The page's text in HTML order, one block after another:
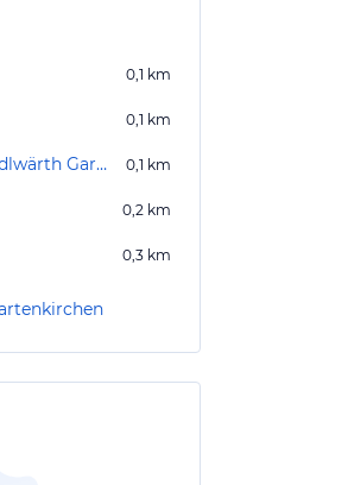
0,1 km
0,1 km
Kurpark-Café-Restaurant Adlwärth Garmisch 0,1 km
0,2 km
0,3 km